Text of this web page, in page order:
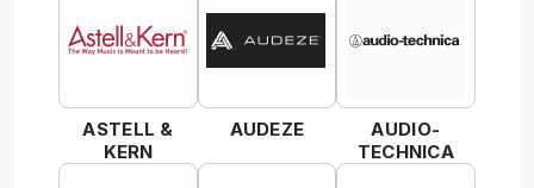
ASTELL &
KERN
AUDEZE
AUDIO-
TECHNICA